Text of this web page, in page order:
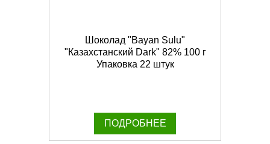
Шоколад "Bayan Sulu"
"Казахстанский Dark" 82% 100 г
Упаковка 22 штук
ПОДРОБНЕЕ